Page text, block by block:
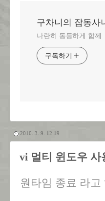
구차니의 잡동사
나란히 동등하게 함께
구독하기
2010. 3. 9. 12:19
vi 멀티 윈도우 사
원타임 종료 라